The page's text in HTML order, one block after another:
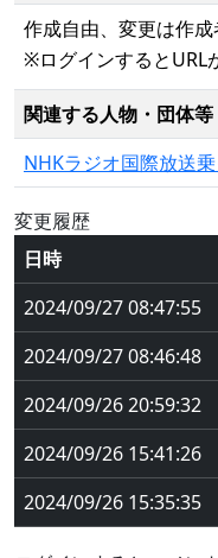
作成自由、変更は作成
※ログインするとURL
関連する人物・団体等
NHKラジオ国際放送
変更履歴
日時
2024/09/27 08:47:55
2024/09/27 08:46:48
2024/09/26 20:59:32
2024/09/26 15:41:26
2024/09/26 15:35:35